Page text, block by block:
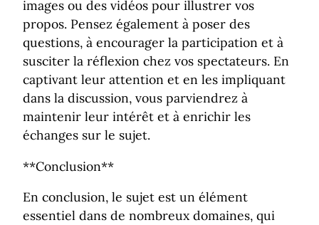
images ou des vidéos pour illustrer vos
propos. Pensez également à poser des
questions, à encourager la participation et à
susciter la réflexion chez vos spectateurs. En
captivant leur attention et en les impliquant
dans la discussion, vous parviendrez à
maintenir leur intérêt et à enrichir les
échanges sur le sujet.
**Conclusion**
En conclusion, le sujet est un élément
essentiel dans de nombreux domaines, qui